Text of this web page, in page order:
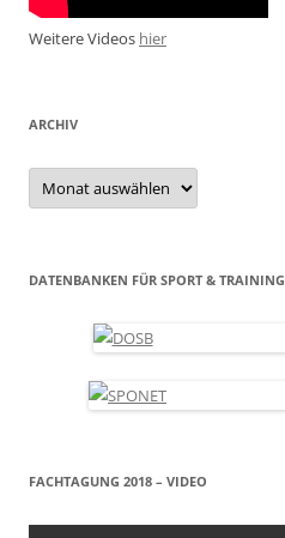
Weitere Videos hier
ARCHIV
Archiv
DATENBANKEN FÜR SPORT & TRAINING
FACHTAGUNG 2018 – VIDEO